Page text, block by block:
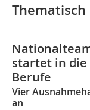
startet in die
Berufe
Vier
an